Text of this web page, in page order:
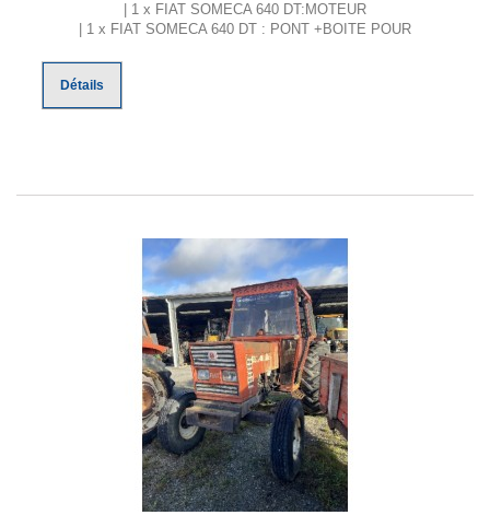
| 1 x FIAT SOMECA 640 DT:MOTEUR
| 1 x FIAT SOMECA 640 DT : PONT +BOITE POUR
Détails